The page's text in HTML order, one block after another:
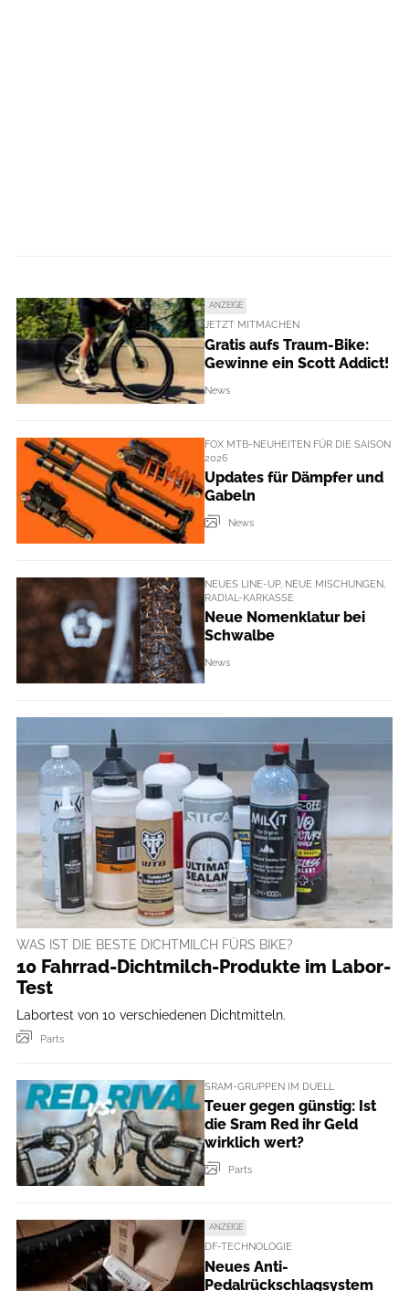
ANZEIGE
JETZT MITMACHEN
Gratis aufs Traum-Bike:
Gewinne ein Scott Addict!
News
FOX MTB-NEUHEITEN FÜR DIE SAISON
2026
Updates für Dämpfer und
Gabeln
News
NEUES LINE-UP, NEUE MISCHUNGEN,
RADIAL-KARKASSE
Neue Nomenklatur bei
Schwalbe
News
WAS IST DIE BESTE DICHTMILCH FÜRS BIKE?
10 Fahrrad-Dichtmilch-Produkte im Labor-
Test
Labortest von 10 verschiedenen Dichtmitteln.
Parts
SRAM-GRUPPEN IM DUELL
Teuer gegen günstig: Ist
die Sram Red ihr Geld
wirklich wert?
Parts
ANZEIGE
DF-TECHNOLOGIE
Neues Anti-
Pedalrückschlagsystem